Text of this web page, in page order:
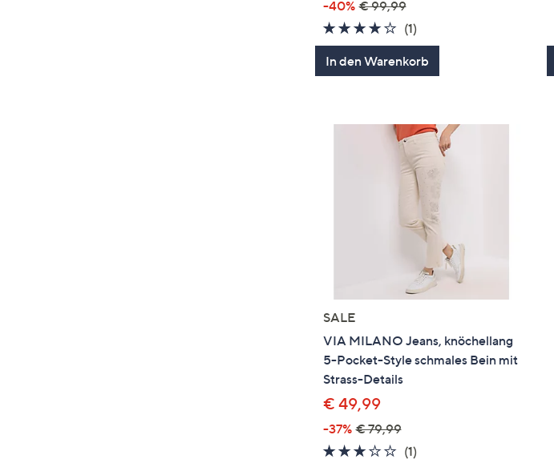
-40% € 99,99
4.0
von
5
(1)1
Bewertungen
In den Warenkorb
SALE
VIA MILANO Jeans, knöchellang
5-Pocket-Style schmales Bein mit
Strass-Details
€ 49,99
-37% € 79,99
3.0
(1)1